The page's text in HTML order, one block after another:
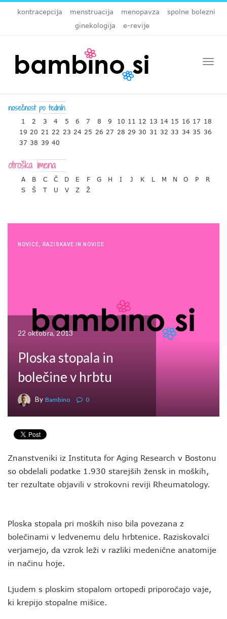
kontracepcija menstruacija menopavza
spolne bolezni
ginekologija
e-revije
1 2 3 4 5 6 7 8 9 10 11 12 13 14 15 16 17 18
19 20 21 22 23 24 25 26 27 28 29 30 31 32 33 34 35 36
37 38 39 40
A B C Č D E F G H I J K L M N O P
R
S
Š T U V Z Ž
NOVICE RAZISKAVE IN NOVICE
22 oktobra, 2013
Ploska stopala in
bolečine v hrbtu
By Bambino 0
Znanstveniki iz Instituta for Aging Research v Bostonu
so obdelali podatke 1.930 starejših žensk in moških,
ter rezultate objavili v strokovni reviji Rheumatology.
Ploska stopala pri moških niso bila povezana z
bolečinami v ledvenemu delu hrbtenice. Raziskovalci
verjamejo, da vzrok leži v razliki medenične anatomije
in načinu hoje.
Ljudem s ploskim stopalom ortopedi priporočajo vaje,
ki krepijo stopalne mišice.